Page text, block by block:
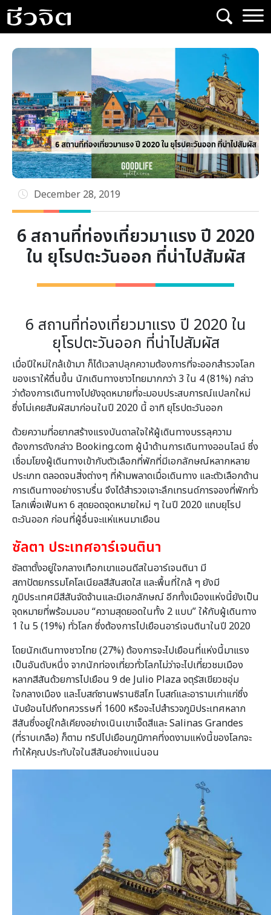
Skip
to
content
December 28, 2019
6 สถานที่ท่องเที่ยวมาแรง ปี 2020
ใน ยุโรปตะวันออก ที่น่าไปสัมผัส
6 สถานที่ท่องเที่ยวมาแรง ปี 2020 ใน
ยุโรปตะวันออก ที่น่าไปสัมผัส
เมื่อปีใหม่ใกล้เข้ามา ก็ได้เวลาปลุกความต้องการที่จะออกสำรวจโลก
ของเราให้ตื่นขึ้น นักเดินทางชาวไทยมากกว่า 3 ใน 4 (81%) กล่าว
ว่าต้องการเดินทางไปยังจุดหมายที่จะมอบประสบการณ์แปลกใหม่
ซึ่งไม่เคยสัมผัสมาก่อนในปี 2020 นี้ อาทิ ยุโรปตะวันออก
ด้วยความที่อยากสร้างแรงบันดาลใจให้ผู้เดินทางบรรลุความ
ต้องการดังกล่าว Booking.com ผู้นำด้านการเดินทางออนไลน์ ซึ่ง
เชื่อมโยงผู้เดินทางเข้ากับตัวเลือกที่พักที่มีเอกลักษณ์หลากหลาย
ประเภท ตลอดจนสิ่งต่างๆ ที่ห้ามพลาดเมื่อเดินทาง และตัวเลือกด้าน
การเดินทางอย่างราบรื่น จึงได้สำรวจเจาะลึกเทรนด์การจองที่พักทั่ว
โลกเพื่อเฟ้นหา 6 สุดยอดจุดหมายใหม่ ๆ ในปี 2020 แถบยุโรป
ตะวันออก ก่อนที่ผู้อื่นจะแห่แหนมาเยือน
ซัลตา ประเทศอาร์เจนตินา
ซัลตาตั้งอยู่ใจกลางเทือกเขาแอนดีสในอาร์เจนตินา มี
สถาปัตยกรรมโคโลเนียลสีสันสดใส และพื้นที่ใกล้ ๆ ยังมี
ภูมิประเทศมีสีสันจัดจ้านและมีเอกลักษณ์ อีกทั้งเมืองแห่งนี้ยังเป็น
จุดหมายที่พร้อมมอบ “ความสุดยอดในทั้ง 2 แบบ” ให้กับผู้เดินทาง
1 ใน 5 (19%) ทั่วโลก ซึ่งต้องการไปเยือนอาร์เจนตินาในปี 2020
โดยนักเดินทางชาวไทย (27%) ต้องการจะไปเยือนที่แห่งนี้มาแรง
เป็นอันดับหนึ่ง จากนักท่องเที่ยวทั่วโลกไม่ว่าจะไปเที่ยวชมเมือง
หลากสีสันด้วยการไปเยือน 9 de Julio Plaza จตุรัสเขียวชอุ่ม
ใจกลางเมือง และโบสถ์ซานฟรานซิสโก โบสถ์และอารามเก่าแก่ซึ่ง
นับย้อนไปถึงทศวรรษที่ 1600 หรือจะไปสำรวจภูมิประเทศหลาก
สีสันซึ่งอยู่ใกล้เคียงอย่างเนินเขาเจ็ดสีและ Salinas Grandes
(ที่ราบเกลือ) ก็ตาม ทริปไปเยือนภูมิภาคที่งดงามแห่งนี้ของโลกจะ
ทำให้คุณประทับใจในสีสันอย่างแน่นอน